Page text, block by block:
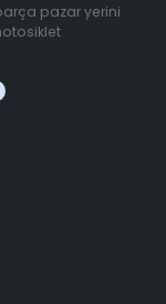
pazar yerini